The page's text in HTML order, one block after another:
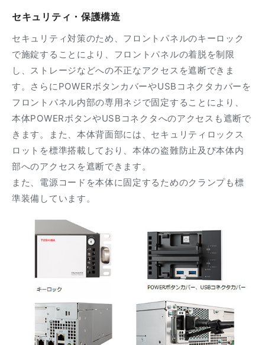
セキュリティ・保護構造
セキュリティ対策のため、フロントパネルのキーロック
で施錠することにより、フロントパネルの着脱を制限
し、ストレージなどへの不正なアクセスを遮断できま
す。さらにPOWERボタンカバーやUSBコネクタカバーを
フロントパネル内部の専用ネジで固定することにより、
本体POWERボタンやUSBコネクタへのアクセスも遮断で
きます。また、本体背面部には、セキュリティロックス
ロットを標準搭載しており、本体の盗難防止及び本体内
部へのアクセスを遮断できます。
また、電源コードを本体に固定するためのクランプも標
準装備しています。